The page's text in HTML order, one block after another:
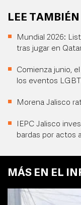
LEE TAMBIÉN
Mundial 2026:
tras jugar en
Comienza junio,
los eventos
Morena Jalisco
IEPC Jalisco
bardas por actos
MÁS EN EL